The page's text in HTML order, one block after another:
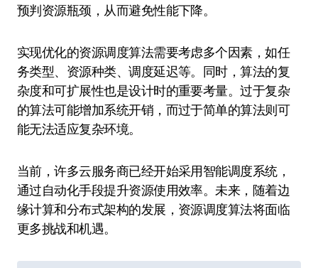
预判资源瓶颈，从而避免性能下降。
实现优化的资源调度算法需要考虑多个因素，如任
务类型、资源种类、调度延迟等。同时，算法的复
杂度和可扩展性也是设计时的重要考量。过于复杂
的算法可能增加系统开销，而过于简单的算法则可
能无法适应复杂环境。
当前，许多云服务商已经开始采用智能调度系统，
通过自动化手段提升资源使用效率。未来，随着边
缘计算和分布式架构的发展，资源调度算法将面临
更多挑战和机遇。